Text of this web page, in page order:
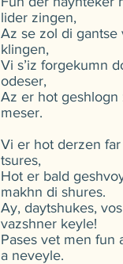
lider zingen,
Az se zol di
klingen,
Vi s’iz forgekumn
odeser,
Az er hot geshlogn
meser.
Vi er hot derzen
tsures,
Hot er bald
makhn di shures.
Ay, daytshukes,
vazshner keyle!
Pases vet men fun
a neveyle.